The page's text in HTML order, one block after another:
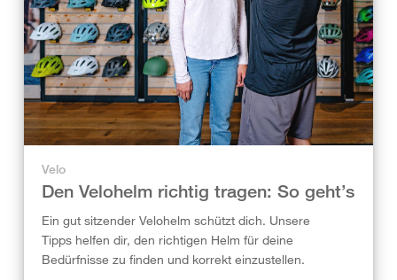
Velo
Den Velohelm richtig tragen: So geht’s
Ein gut sitzender Velohelm schützt dich. Unsere
Tipps helfen dir, den richtigen Helm für deine
Bedürfnisse zu finden und korrekt einzustellen.